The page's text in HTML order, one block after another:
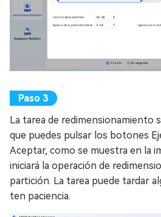
La tarea de redimensionamiento
que puedes pulsar los botones
Aceptar, como se muestra en la
iniciará la operación de
partición. La tarea puede tardar
ten paciencia.